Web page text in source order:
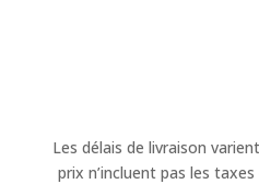
Les délais de livraison
prix n’incluent pas les